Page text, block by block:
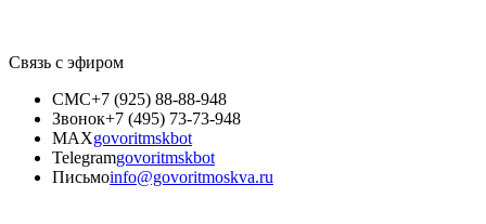
Связь с эфиром
СМС+7 (925) 88-88-948
Звонок+7 (495) 73-73-948
MAXgovoritmskbot
Telegramgovoritmskbot
Письмоinfo@govoritmoskva.ru